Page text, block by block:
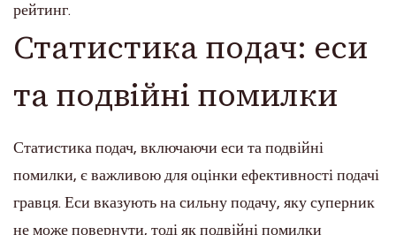
рейтинг.
Статистика подач: еси
та подвійні помилки
Статистика подач, включаючи еси та подвійні
помилки, є важливою для оцінки ефективності подачі
гравця. Еси вказують на сильну подачу, яку суперник
не може повернути, тоді як подвійні помилки